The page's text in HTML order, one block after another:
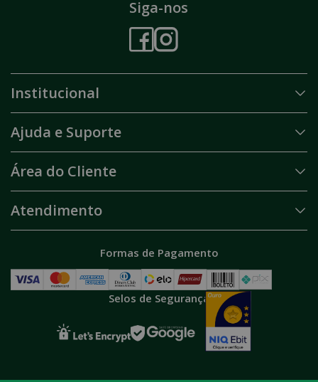
Siga-nos
Institucional
Ajuda e Suporte
Área do Cliente
Atendimento
Formas de Pagamento
Selos de Segurança